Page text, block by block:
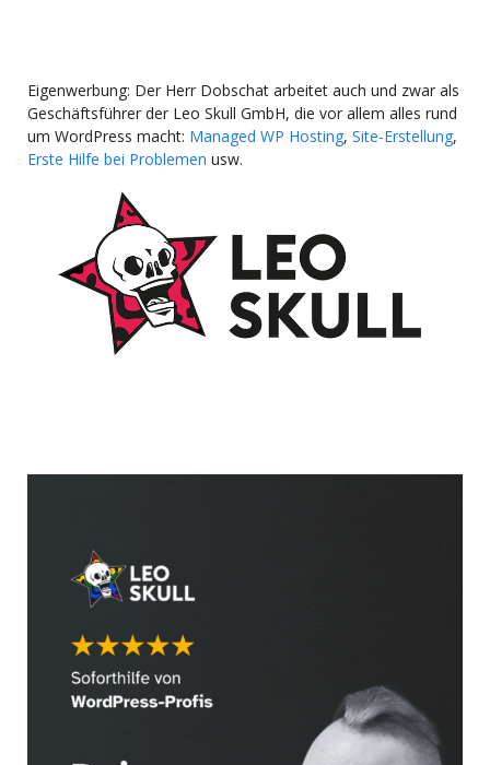
Eigenwerbung: Der Herr Dobschat arbeitet auch und zwar als
Geschäftsführer der Leo Skull GmbH, die vor allem alles rund
um WordPress macht: Managed WP Hosting, Site-Erstellung,
Erste Hilfe bei Problemen usw.